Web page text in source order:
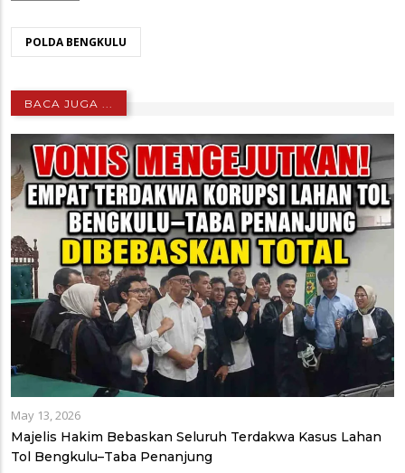
POLDA BENGKULU
BACA JUGA ...
May 13, 2026
Majelis Hakim Bebaskan Seluruh Terdakwa Kasus Lahan
Tol Bengkulu–Taba Penanjung